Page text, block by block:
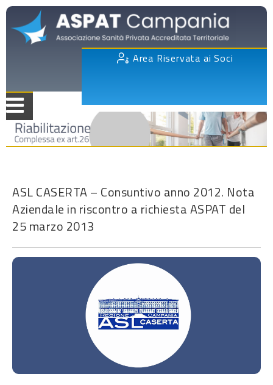
Area Riservata ai Soci
ASL CASERTA – Consuntivo anno 2012. Nota
Aziendale in riscontro a richiesta ASPAT del
25 marzo 2013